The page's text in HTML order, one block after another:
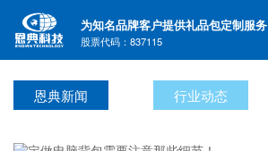
为知名品牌客户提供礼品包定制服务
股票代码：837115
恩典新闻 行业动态